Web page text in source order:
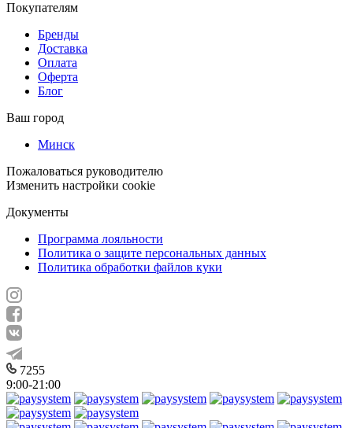
Покупателям
Бренды
Доставка
Оплата
Оферта
Блог
Ваш город
Минск
Пожаловаться руководителю
Изменить настройки cookie
Документы
Программа лояльности
Политика о защите персональных данных
Политика обработки файлов куки
7255
9:00-21:00